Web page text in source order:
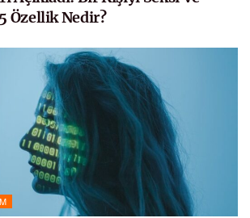
Özellik Nedir?